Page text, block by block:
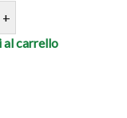
+
al carrello